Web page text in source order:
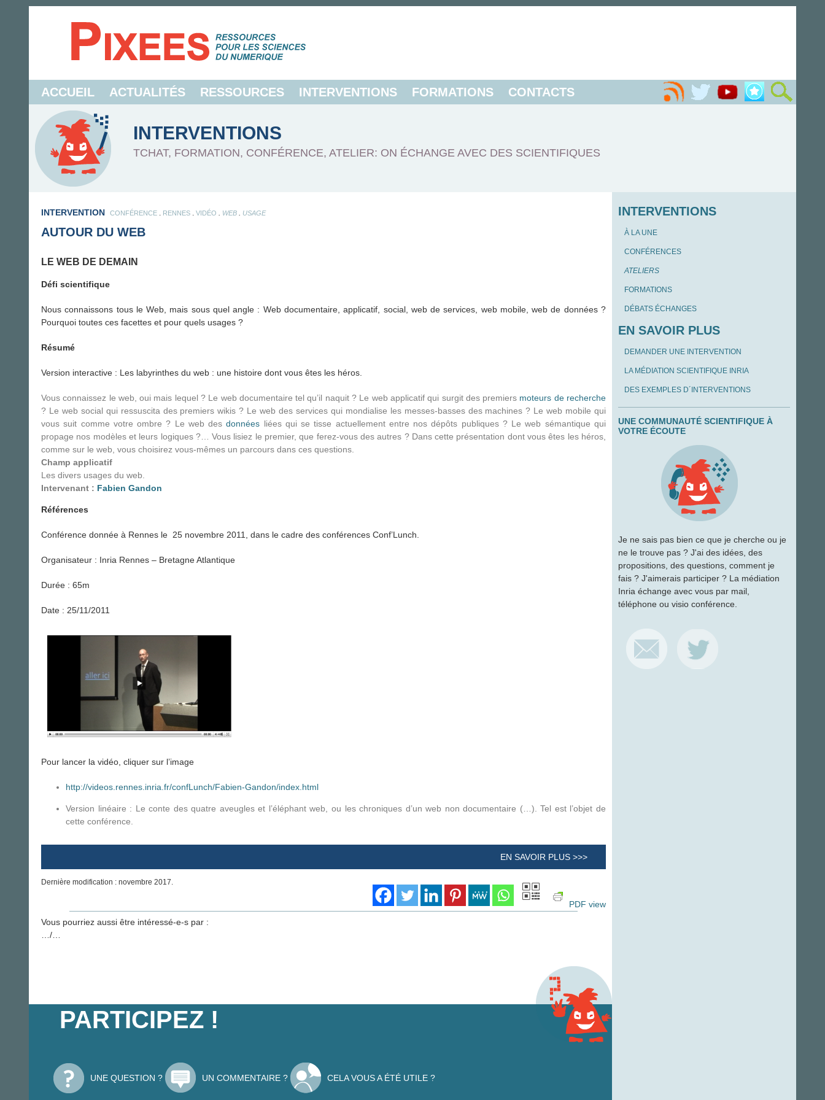
ACCUEIL ACTUALITÉS RESSOURCES INTERVENTIONS FORMATIONS CONTACTS
INTERVENTIONS
TCHAT, FORMATION, CONFÉRENCE, ATELIER: ON ÉCHANGE AVEC DES SCIENTIFIQUES
INTERVENTION CONFÉRENCE RENNES VIDÉO WEB USAGE
AUTOUR DU WEB
LE WEB DE DEMAIN
Défi scientifique
Nous connaissons tous le Web, mais sous quel angle : Web documentaire, applicatif, social, web de services, web mobile, web de données ?
Pourquoi toutes ces facettes et pour quels usages ?
Résumé
Version interactive : Les labyrinthes du web : une histoire dont vous êtes les héros.
Vous connaissez le web, oui mais lequel ? Le web documentaire tel qu’il naquit ? Le web applicatif qui surgit des premiers moteurs de recherche
? Le web social qui ressuscita des premiers wikis ? Le web des services qui mondialise les messes-basses des machines ? Le web mobile qui
vous suit comme votre ombre ? Le web desdonnées liées qui se tisse actuellement entre nos dépôts publiques ? Le web sémantique qui
propage nos modèles et leurs logiques ?… Vous lisiez le premier, que ferez-vous des autres ? Dans cette présentation dont vous êtes les héros,
comme sur le web, vous choisirez vous-mêmes un parcours dans ces questions.
Champ applicatif
Les divers usages du web.
Intervenant : Fabien Gandon
Références
Conférence donnée à Rennes le 25 novembre 2011, dans le cadre des conférences Conf’Lunch.
Organisateur : Inria Rennes – Bretagne Atlantique
Durée : 65m
Date : 25/11/2011
Pour lancer la vidéo, cliquer sur l’image
http://videos.rennes.inria.fr/confLunch/Fabien-Gandon/index.html
Version linéaire : Le conte des quatre aveugles et l’éléphant web, ou les chroniques d’un web non documentaire (…). Tel est l’objet de
cette conférence.
EN SAVOIR PLUS >>>
Dernière modification : novembre 2017.
PDF view
Vous pourriez aussi être intéressé-e-s par :
…/…
PARTICIPEZ !
UNE QUESTION ? UN COMMENTAIRE ? CELA VOUS A ÉTÉ UTILE ?
INTERVENTIONS
À LA UNE
CONFÉRENCES
ATELIERS
FORMATIONS
DÉBATS ÉCHANGES
EN SAVOIR PLUS
DEMANDER UNE INTERVENTION
LA MÉDIATION SCIENTIFIQUE INRIA
DES EXEMPLES D´INTERVENTIONS
UNE COMMUNAUTÉ SCIENTIFIQUE À
VOTRE ÉCOUTE
Je ne sais pas bien ce que je cherche ou je
ne le trouve pas ? J'ai des idées, des
propositions, des questions, comment je
fais ? J'aimerais participer ? La médiation
Inria échange avec vous par mail,
téléphone ou visio conférence.